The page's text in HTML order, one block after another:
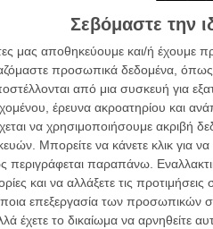
Σεβόμαστε την
μας αποθηκεύουμε και/ή
προσωπικά δεδομένα, όπως
από μια συσκευή για
έρευνα ακροατηρίου και
να χρησιμοποιήσουμε ακριβή
Μπορείτε να κάνετε κλικ για να
περιγράφεται παραπάνω.
και να αλλάξετε τις
επεξεργασία των προσωπικών
έχετε το δικαίωμα να αρνηθείτε
μηχάνημα ακύρωσης των
μέχρι τους «αλλοδαπούς»
συζητήσεις κάθε είδους (από
απόρρητα χήρων και
που θηλάζει το μωρό της, ο
ξέρει μόνο αυτός και κανείς
folk που χωρίς δραματικές
μέσα σου σαν ένας χάρτης ενός
καθημερινό.
της «Τελευταίας Παραλίας»
τη διάλυση της Γιουγκοσλαβίας